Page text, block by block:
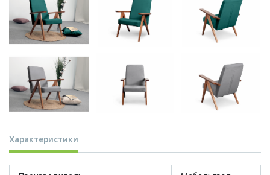
Характеристики